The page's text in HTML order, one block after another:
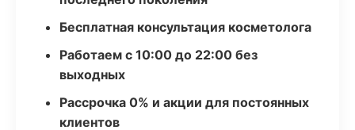
Бесплатная консультация косметолога
Работаем с 10:00 до 22:00 без
выходных
Рассрочка 0% и акции для постоянных
клиентов